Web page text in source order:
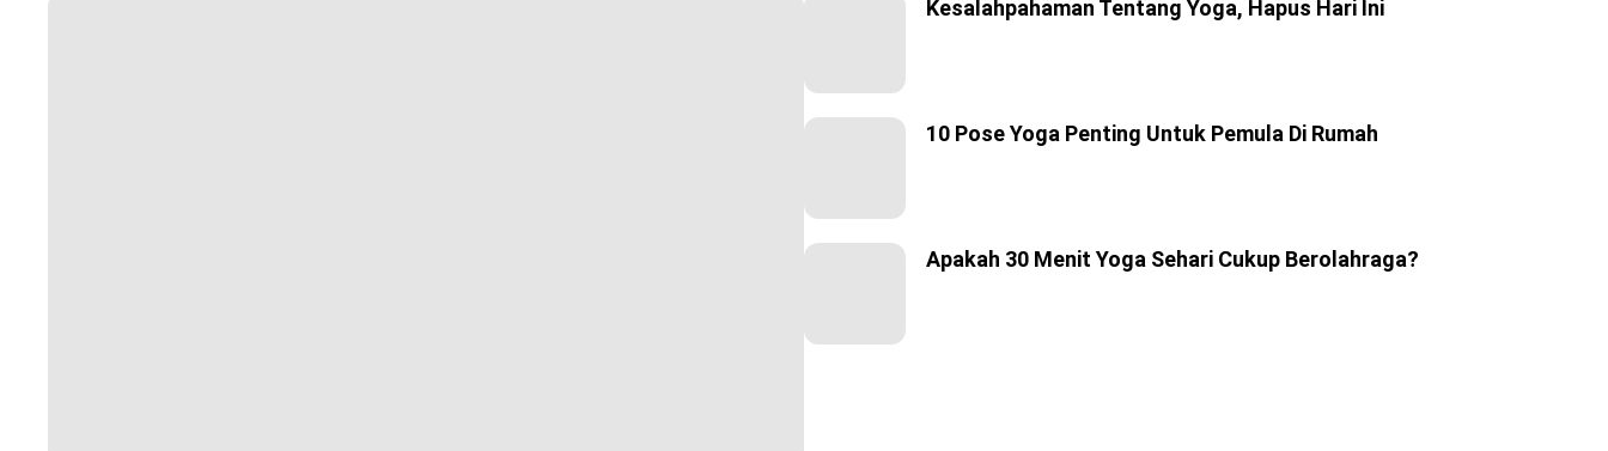
Kesalahpahaman Tentang Yoga, Hapus Hari Ini
10 Pose Yoga Penting Untuk Pemula Di Rumah
Apakah 30 Menit Yoga Sehari Cukup Berolahraga?